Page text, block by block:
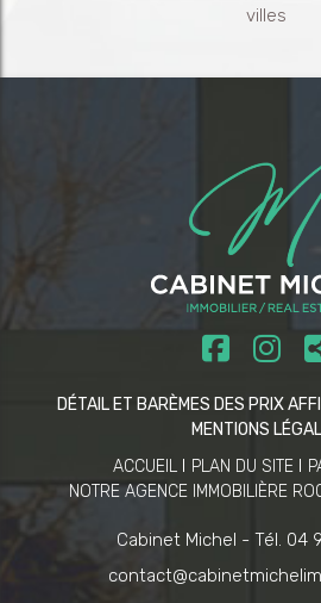
villes
DÉTAIL ET BARÈMES DES PRIX
MENTIONS
ACCUEIL
PLAN DU SITE
NOTRE AGENCE IMMOBILIÈRE
Cabinet Michel - Tél. 04